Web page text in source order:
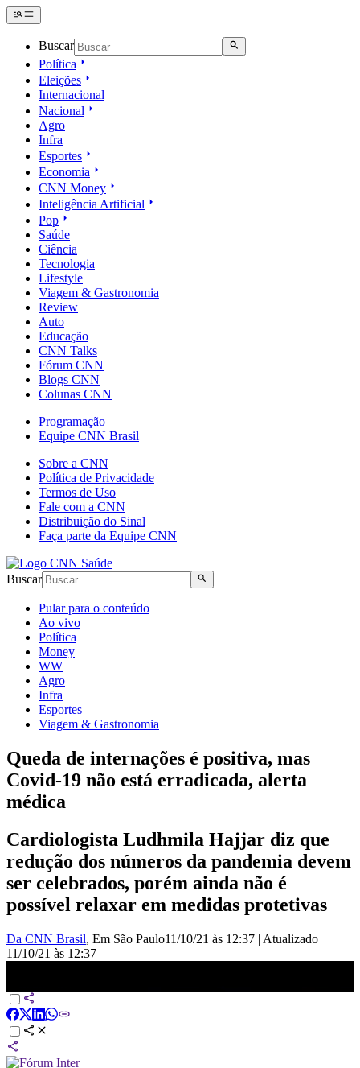
Buscar
Política
Eleições
Internacional
Nacional
Agro
Infra
Esportes
Economia
CNN Money
Inteligência Artificial
Pop
Saúde
Ciência
Tecnologia
Lifestyle
Viagem & Gastronomia
Review
Auto
Educação
CNN Talks
Fórum CNN
Blogs CNN
Colunas CNN
Programação
Equipe CNN Brasil
Sobre a CNN
Política de Privacidade
Termos de Uso
Fale com a CNN
Distribuição do Sinal
Faça parte da Equipe CNN
Buscar
Pular para o conteúdo
Ao vivo
Política
Money
WW
Agro
Infra
Esportes
Viagem & Gastronomia
Queda de internações é positiva, mas
Covid-19 não está erradicada, alerta
médica
Cardiologista Ludhmila Hajjar diz que
redução dos números da pandemia devem
ser celebrados, porém ainda não é
possível relaxar em medidas protetivas
Da CNN Brasil, Em São Paulo11/10/21 às 12:37 | Atualizado
11/10/21 às 12:37